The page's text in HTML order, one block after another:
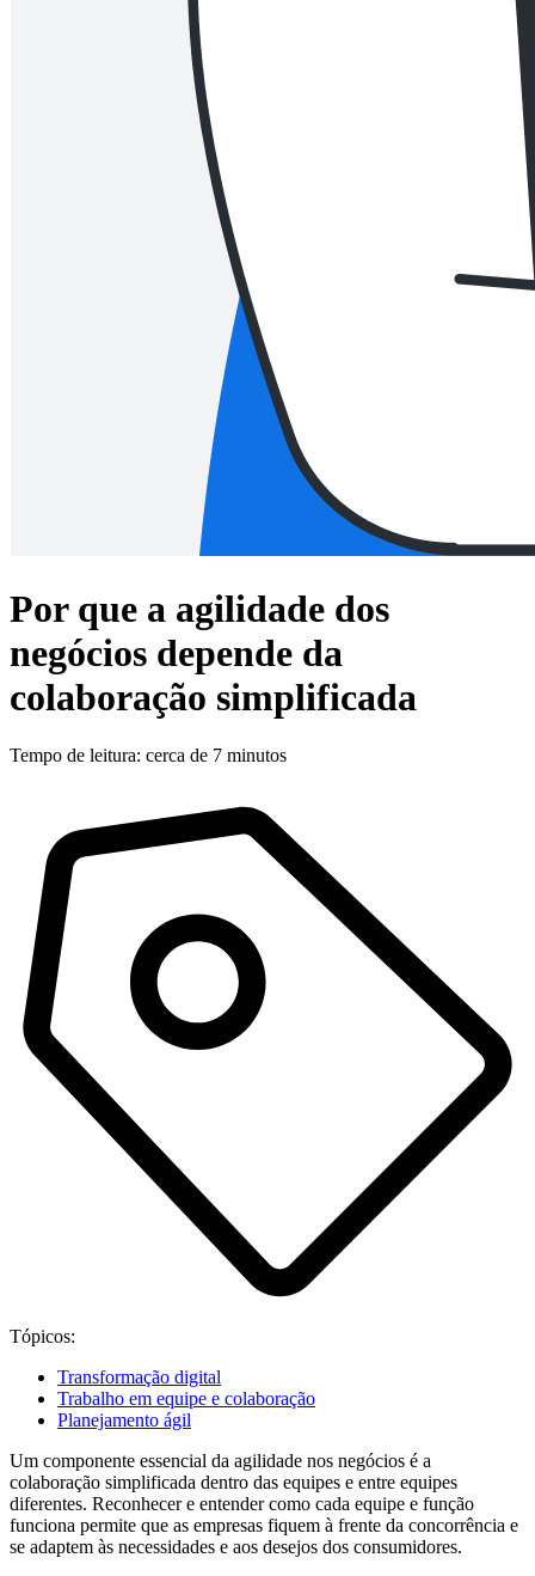
Por que a agilidade dos
negócios depende da
colaboração simplificada
Tempo de leitura: cerca de 7 minutos
Tópicos:
Transformação digital
Trabalho em equipe e colaboração
Planejamento ágil
Um componente essencial da agilidade nos negócios é a
colaboração simplificada dentro das equipes e entre equipes
diferentes. Reconhecer e entender como cada equipe e função
funciona permite que as empresas fiquem à frente da concorrência e
se adaptem às necessidades e aos desejos dos consumidores.